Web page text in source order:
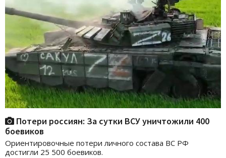
Потери россиян: За сутки ВСУ уничтожили 400
боевиков
Ориентировочные потери личного состава ВС РФ
достигли 25 500 боевиков.